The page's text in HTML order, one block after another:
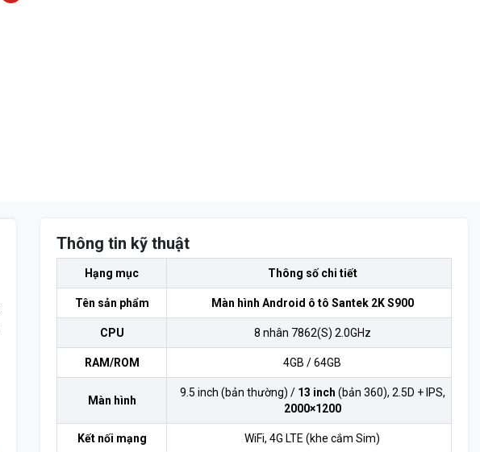
Thông tin kỹ thuật
Hạng mục Thông số chi tiết
Tên sản phẩm Màn hình Android ô tô Santek 2K S900
CPU 8 nhân 7862(S) 2.0GHz
RAM/ROM 4GB / 64GB
Màn hình
9.5 inch (bản thường) / 13 inch (bản 360), 2.5D + IPS,
2000×1200
Kết nối mạng WiFi, 4G LTE (khe cắm Sim)